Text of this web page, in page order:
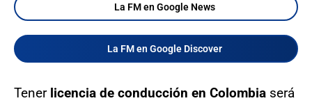
La FM en Google News
La FM en Google Discover
Tener licencia de conducción en Colombia será